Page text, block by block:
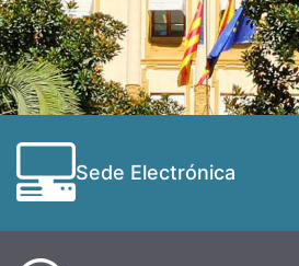
Sede Electrónica